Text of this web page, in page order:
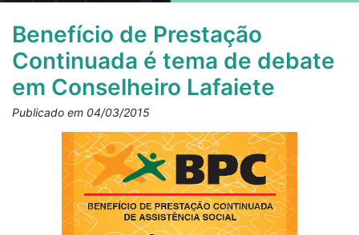
Benefício de Prestação
Continuada é tema de debate
em Conselheiro Lafaiete
Publicado em 04/03/2015